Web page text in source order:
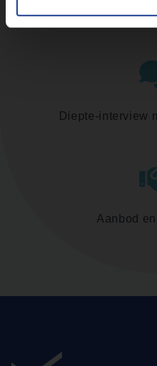
Diepte-interview
Aanbod